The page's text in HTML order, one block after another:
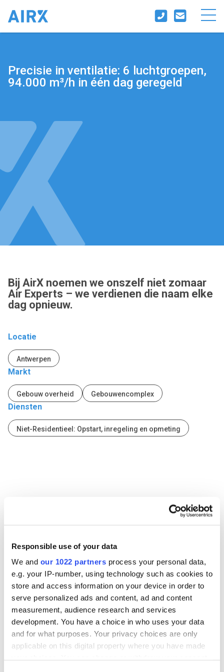
Responsible use of your data
We and our 1022 partners process your personal data,
e.g. your IP-number, using technology such as cookies to
store and access information on your device in order to
serve personalized ads and content, ad and content
measurement, audience research and services
development. You have a choice in who uses your data
and for what purposes. Your privacy choices are only
applicable on this digital property where you have made
Precisie in ventilatie: 6 luchtgroepen,
94.000 m³/h in één dag geregeld
Locatie
Antwerpen
Markt
Gebouw overheid Gebouwencomplex
Diensten
Niet-Residentieel: Opstart, inregeling en opmeting
Bij AirX noemen we onszelf niet zomaar
Air Experts – we verdienen die naam elke
dag opnieuw.
Voor de Heistse Schuttersclub namen we de volledige
inregeling van 6 luchtgroepen voor onze rekening, met
een totaal luchtdebiet van maar liefst 94.000 m³/h.
Alles werd nauwkeurig verdeeld via 16 textielkanalen,